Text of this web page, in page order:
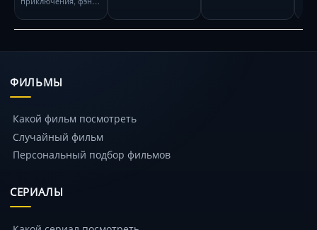
ФИЛЬМЫ
Какой фильм посмотреть
Случайный фильм
Персональный подбор фильмов
СЕРИАЛЫ